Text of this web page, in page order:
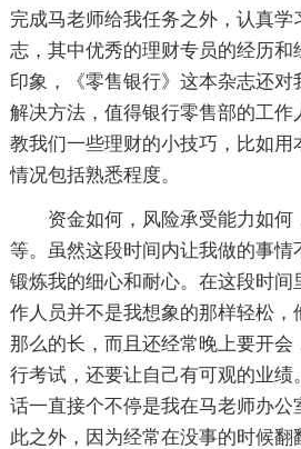
完成马老师给我任务之外，认真
志，其中优秀的理财专员的经历和
印象，《零售银行》这本杂志还对
解决方法，值得银行零售部的工
教我们一些理财的小技巧，比如用
情况包括熟悉程度。
资金如何，风险承受能力如
等。虽然这段时间内让我做的事
锻炼我的细心和耐心。在这段时间
作人员并不是我想象的那样轻松，
那么的长，而且还经常晚上要开
行考试，还要让自己有可观的业
话一直接个不停是我在马老师办公
此之外，因为经常在没事的时候翻